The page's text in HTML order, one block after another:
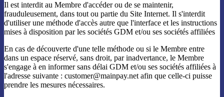
Il est interdit au Membre d'accéder ou de se maintenir,
frauduleusement, dans tout ou partie du Site Internet. Il s'interdit
d'utiliser une méthode d'accès autre que l'interface et les instructions
mises à disposition par les sociétés GDM et/ou ses sociétés affiliées
En cas de découverte d'une telle méthode ou si le Membre entre
dans un espace réservé, sans droit, par inadvertance, le Membre
s'engage à en informer sans délai GDM et/ou ses sociétés affiliées à
l'adresse suivante : customer@mainpay.net afin que celle-ci puisse
prendre les mesures nécessaires.